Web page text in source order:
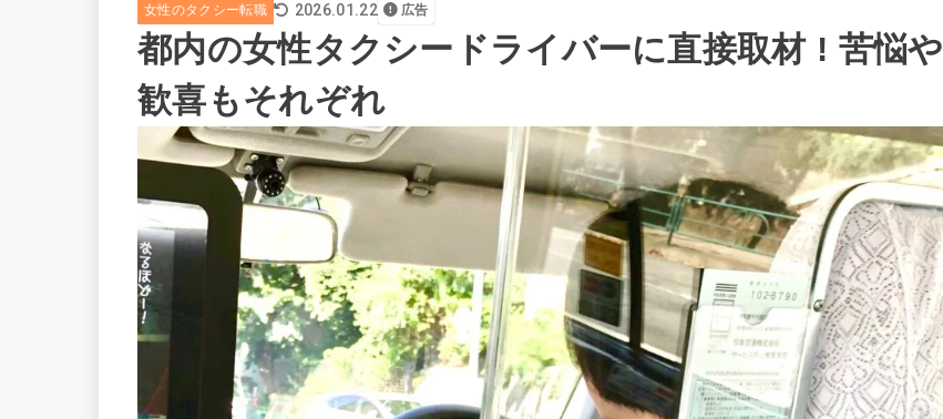
女性のタクシー転職 2026.01.22 広告
都内の女性タクシードライバーに直接取材 ! 苦悩や
歓喜もそれぞれ